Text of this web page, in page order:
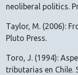
neoliberal politics.
Taylor, M. (2006):
Pluto Press.
Toro, J. (1994):
tributarias en Chile.